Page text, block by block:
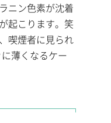
ニン色素が沈着
起こります。笑
喫煙者に見られ
薄くなるケー